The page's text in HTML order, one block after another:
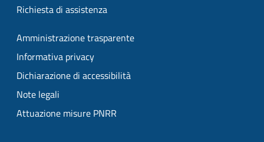
Richiesta di assistenza
Amministrazione trasparente
Informativa privacy
Dichiarazione di accessibilità
Note legali
Attuazione misure PNRR